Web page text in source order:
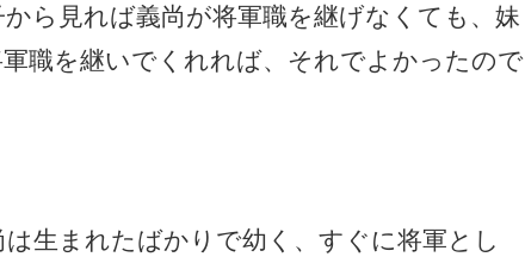
ら見れば義尚が将軍職を継げなくても、妹
職を継いでくれれば、それでよかったので
生まれたばかりで幼く、すぐに将軍とし